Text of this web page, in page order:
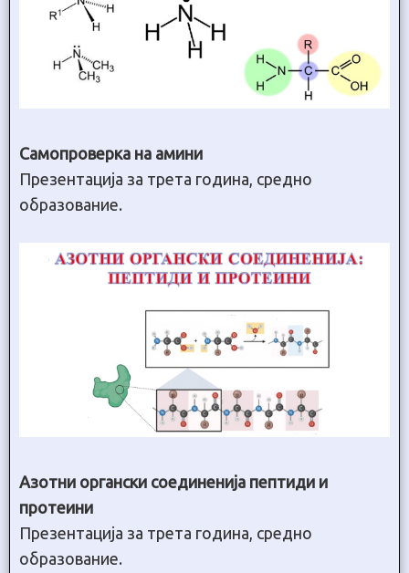
Самопроверка на амини
Презентација за трета година, средно
образование.
Азотни органски соединенија пептиди и
протеини
Презентација за трета година, средно
образование.